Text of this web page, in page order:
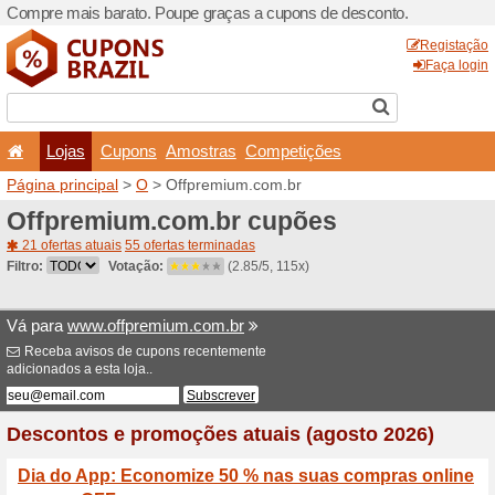
Compre mais barato.
Lojas Cupons
Página principal>O>